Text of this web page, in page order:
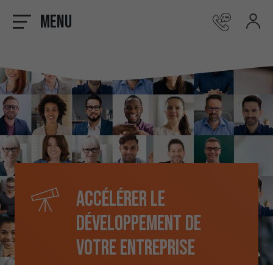
Menu
Accélérer le
développement de
votre entreprise